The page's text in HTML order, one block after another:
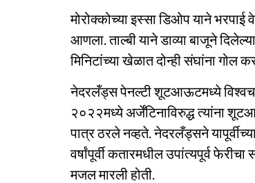
मोरोक्कोच्या इस्सा डिओप याने
आणला. ताल्बी याने डाव्या बाजूने
मिनिटांच्या खेळात दोन्ही संघांना गोल
नेदरलँड्स पेनल्टी शूटआऊटमध्ये
२०२२मध्ये अर्जेंटिनाविरुद्ध त्यांना
पात्र ठरले नव्हते. नेदरलँड्सने
वर्षांपूर्वी कतारमधील उपांत्यपूर्व
मजल मारली होती.